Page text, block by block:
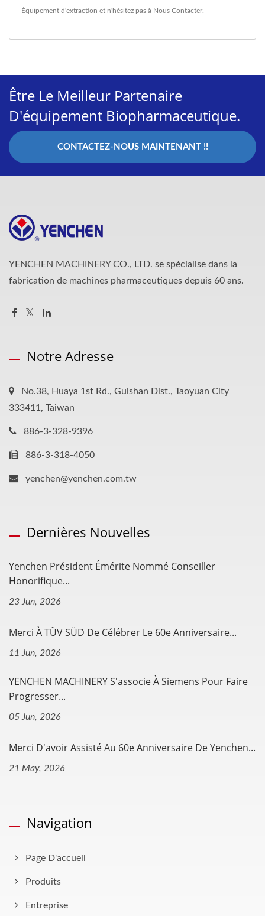
Équipement d'extraction et n'hésitez pas à Nous Contacter.
Être Le Meilleur Partenaire
D'équipement Biopharmaceutique.
CONTACTEZ-NOUS MAINTENANT !!
YENCHEN MACHINERY CO., LTD. se spécialise dans la
fabrication de machines pharmaceutiques depuis 60 ans.
Notre Adresse
No.38, Huaya 1st Rd., Guishan Dist., Taoyuan City
333411, Taiwan
886-3-328-9396
886-3-318-4050
yenchen@yenchen.com.tw
Dernières Nouvelles
Yenchen Président Émérite Nommé Conseiller
Honorifique...
23 Jun, 2026
Merci À TÜV SÜD De Célébrer Le 60e Anniversaire...
11 Jun, 2026
YENCHEN MACHINERY S'associe À Siemens Pour Faire
Progresser...
05 Jun, 2026
Merci D'avoir Assisté Au 60e Anniversaire De Yenchen...
21 May, 2026
Navigation
Page D'accueil
Produits
Entreprise